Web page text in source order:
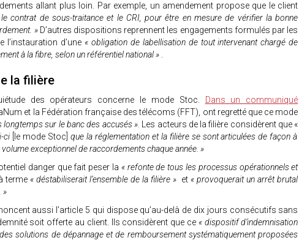
allant plus loin. Par exemple, un amendement propose que le client
contrat de sous-traitance et le CRI, pour être en mesure de vérifier la bonne
» D’autres dispositions reprennent les engagements formulés par les
l’instauration d’une « obligation de labellisation de tout intervenant chargé de
à la fibre, selon un référentiel national »
la filière
des opérateurs concerne le mode Stoc. Dans un communiqué
et la Fédération française des télécoms (FFT), ont regretté que ce mode
longtemps sur le banc des accusés ».
Les acteurs de la filière considèrent que «
ci
[le mode Stoc] que la réglementation et la filière se sont articulées de façon à
exceptionnel de raccordements chaque année. »
danger que fait peser la « refonte de tous les processus opérationnels et
terme « déstabiliserait l’ensemble de la filière » et « provoquerait un arrêt brutal
»
aussi l’article 5 qui dispose qu’au-delà de dix jours consécutifs sans
soit offerte au client. Ils considèrent que ce « dispositif d’indemnisation
solutions de dépannage et de remboursement systématiquement proposées